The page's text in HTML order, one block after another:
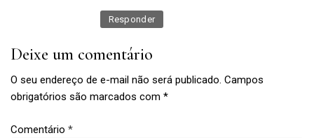
Responder
Deixe um comentário
O seu endereço de e-mail não será publicado. Campos
obrigatórios são marcados com *
Comentário *